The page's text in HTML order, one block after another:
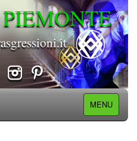
MENU